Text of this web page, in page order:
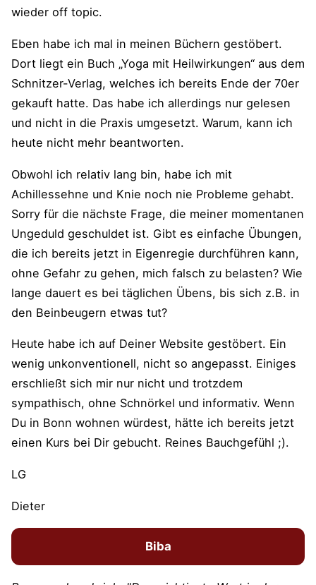
wieder off topic.
Eben habe ich mal in meinen Büchern gestöbert.
Dort liegt ein Buch „Yoga mit Heilwirkungen“ aus dem
Schnitzer-Verlag, welches ich bereits Ende der 70er
gekauft hatte. Das habe ich allerdings nur gelesen
und nicht in die Praxis umgesetzt. Warum, kann ich
heute nicht mehr beantworten.
Obwohl ich relativ lang bin, habe ich mit
Achillessehne und Knie noch nie Probleme gehabt.
Sorry für die nächste Frage, die meiner momentanen
Ungeduld geschuldet ist. Gibt es einfache Übungen,
die ich bereits jetzt in Eigenregie durchführen kann,
ohne Gefahr zu gehen, mich falsch zu belasten? Wie
lange dauert es bei täglichen Übens, bis sich z.B. in
den Beinbeugern etwas tut?
Heute habe ich auf Deiner Website gestöbert. Ein
wenig unkonventionell, nicht so angepasst. Einiges
erschließt sich mir nur nicht und trotzdem
sympathisch, ohne Schnörkel und informativ. Wenn
Du in Bonn wohnen würdest, hätte ich bereits jetzt
einen Kurs bei Dir gebucht. Reines Bauchgefühl ;).
LG
Dieter
Biba